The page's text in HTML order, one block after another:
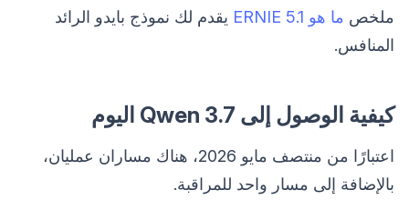
ملخص ما هو ERNIE 5.1
يقدم لك نموذج بايدو الرائد
المنافس.
كيفية الوصول إلى Qwen 3.7 اليوم
اعتبارًا من منتصف مايو 2026، هناك مساران عمليان،
بالإضافة إلى مسار واحد للمراقبة.